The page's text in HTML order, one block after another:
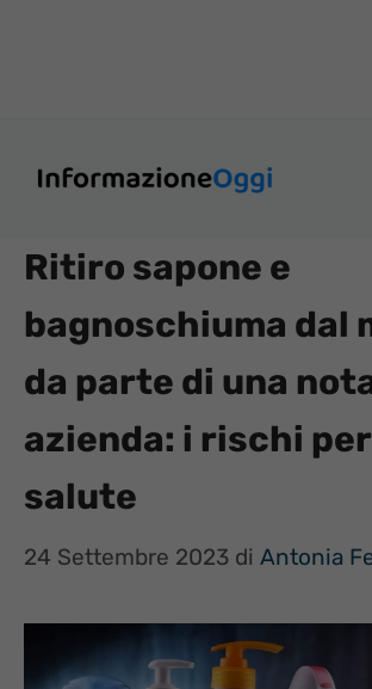
Ritiro sapone e
bagnoschiuma dal
da parte di una
azienda: i rischi
salute
24 Settembre 2023 di Antonia